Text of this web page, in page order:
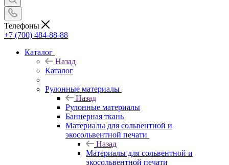
Телефоны
+7 (700) 484-88-88
Каталог
Назад
Каталог
Рулонные материалы
Назад
Рулонные материалы
Баннерная ткань
Материалы для сольвентной и
экосольвентной печати
Назад
Материалы для сольвентной и
экосольвентной печати